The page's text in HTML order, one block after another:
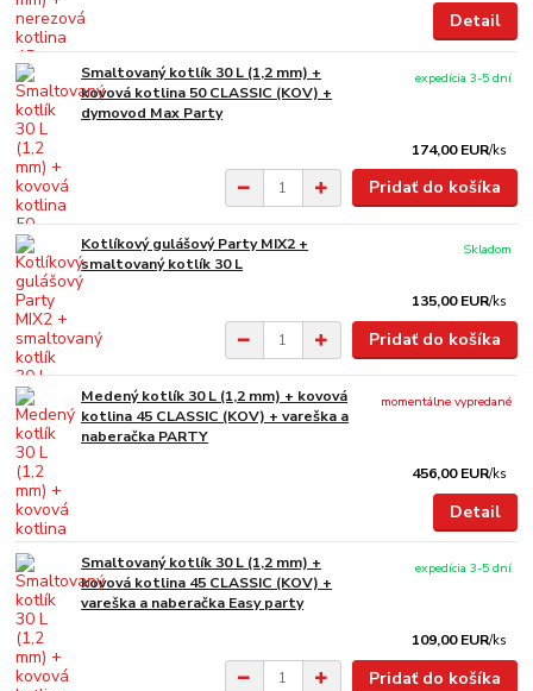
Detail
Smaltovaný kotlík 30 L (1,2 mm) +
kovová kotlina 50 CLASSIC (KOV) +
dymovod Max Party
174,00 EUR/ks
expedícia 3-5 dní
Pridať do košíka
Kotlíkový gulášový Party MIX2 +
smaltovaný kotlík 30 L
135,00 EUR/ks
Skladom
Pridať do košíka
Medený kotlík 30 L (1,2 mm) + kovová
kotlina 45 CLASSIC (KOV) + vareška a
naberačka PARTY
456,00 EUR/ks
momentálne vypredané
Detail
Smaltovaný kotlík 30 L (1,2 mm) +
kovová kotlina 45 CLASSIC (KOV) +
vareška a naberačka Easy party
109,00 EUR/ks
expedícia 3-5 dní
Pridať do košíka